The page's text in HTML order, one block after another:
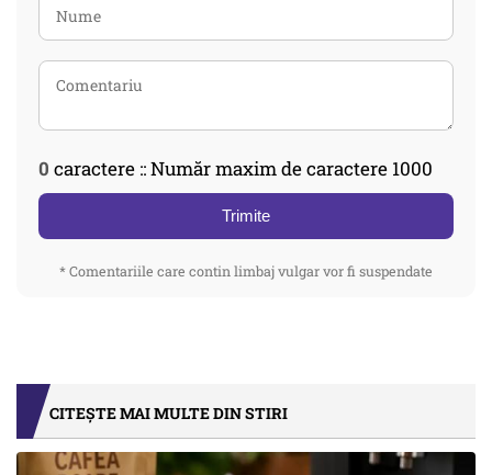
0 caractere :: Număr maxim de caractere 1000
Trimite
* Comentariile care contin limbaj vulgar vor fi suspendate
CITEȘTE MAI MULTE DIN STIRI